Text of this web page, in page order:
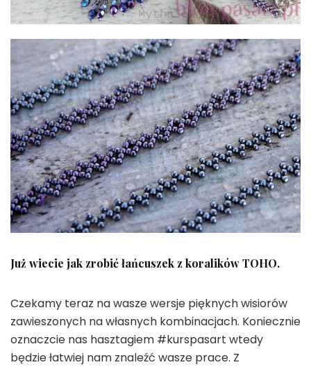
Już wiecie jak zrobić łańcuszek z koralików TOHO.
Czekamy teraz na wasze wersje pięknych wisiorów
zawieszonych na własnych kombinacjach. Koniecznie
oznaczcie nas hasztagiem #kurspasart wtedy
będzie łatwiej nam znaleźć wasze prace. Z